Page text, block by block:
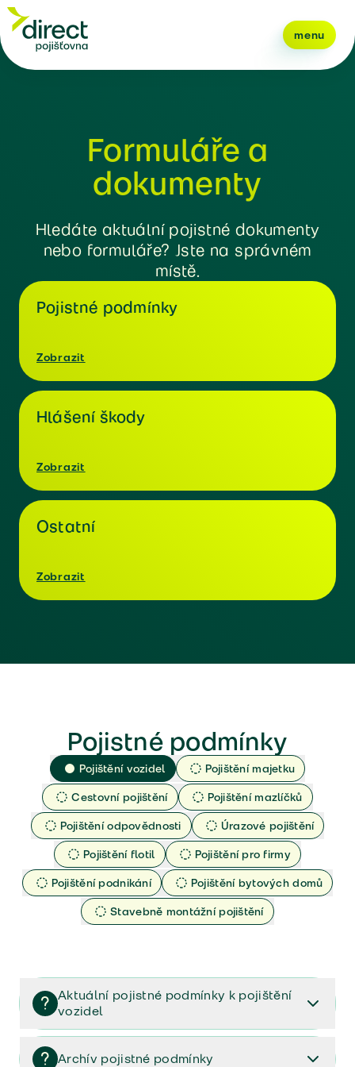
menu
Formuláře a
dokumenty
Hledáte aktuální pojistné dokumenty
nebo formuláře? Jste na správném
místě.
Pojistné podmínky
Zobrazit
Hlášení škody
Zobrazit
Ostatní
Zobrazit
Pojistné podmínky
Pojištění vozidel
Pojištění majetku
Cestovní pojištění
Pojištění mazlíčků
Pojištění odpovědnosti
Úrazové pojištění
Pojištění flotil
Pojištění pro firmy
Pojištění podnikání
Pojištění bytových domů
Stavebně montážní pojištění
Aktuální pojistné podmínky k pojištění
vozidel
Pojištění vozidel/Pojistné podmínky a vše důležité ke
smlouvě (PDF)
Archív pojistné podmínky